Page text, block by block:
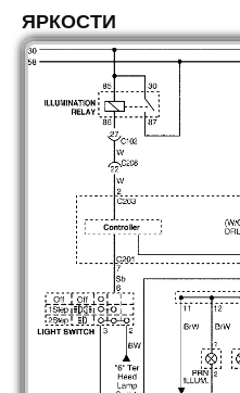
ЯРКОСТИ